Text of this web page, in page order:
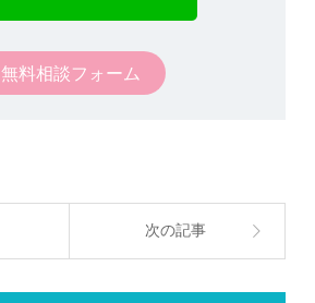
無料相談フォーム
次の記事